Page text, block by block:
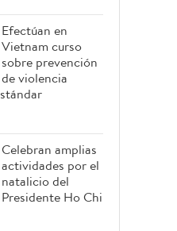
Efectúan en
Vietnam curso
sobre prevención
de violencia
Celebran amplias
actividades por el
natalicio del
Presidente Ho Chi